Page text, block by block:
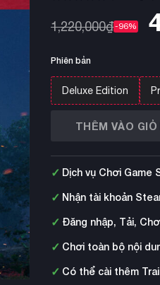
xếp
hạng
5
1,220,000₫-96%
Phiên bản
Deluxe Edition
THÊM VÀO GIỎ
✓ Dịch vụ Chơi Game
✓ Nhận tài khoản
✓ Đăng nhập, Tải,
✓ Chơi toàn bộ nội
✓ Có thể cài thêm